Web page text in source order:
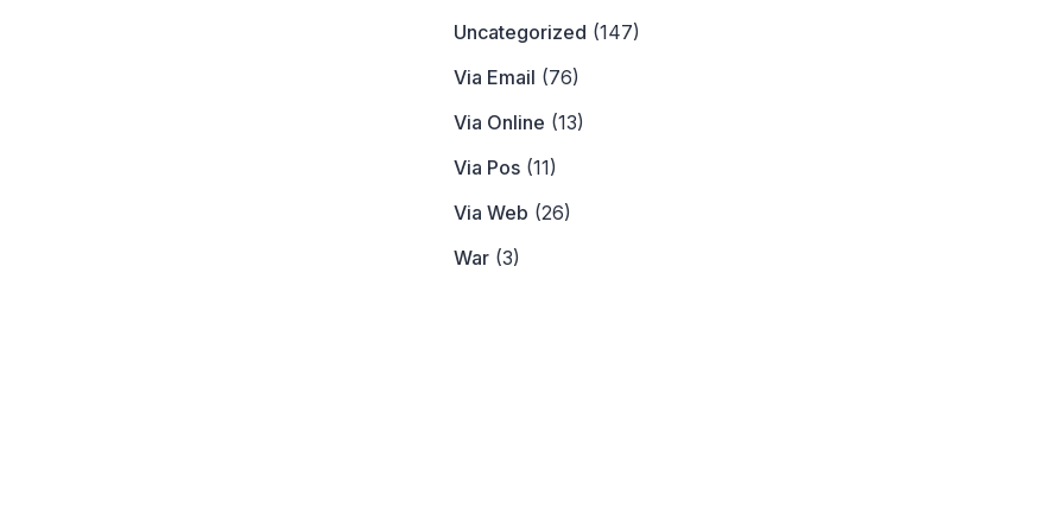
Uncategorized (147)
Via Email (76)
Via Online (13)
Via Pos (11)
Via Web (26)
War (3)